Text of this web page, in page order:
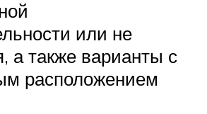
или не
а также варианты с
расположением